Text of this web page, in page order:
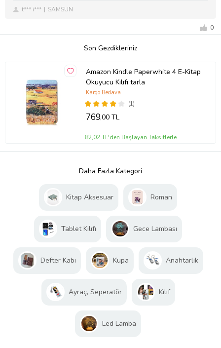
t*** i*** SAMSUN
0
Son Gezdikleriniz
Amazon Kindle Paperwhite 4 E-Kitap
Okuyucu Kılıfı tarla
(1)
Kargo Bedava
769,00 TL
82,02 TL'den Başlayan Taksitlerle
Daha Fazla Kategori
Kitap Aksesuar Roman
Tablet Kılıfı Gece Lambası
Defter Kabı Kupa Anahtarlık
Ayraç, Seperatör Kılıf
Led Lamba